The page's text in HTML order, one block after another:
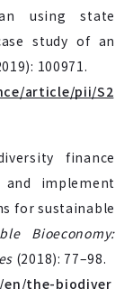
using state
study of an
100971.
article/pii/S2
finance
implement
for sustainable
Bioeconomy:
(2018): 77–98.
en/the-biodiver